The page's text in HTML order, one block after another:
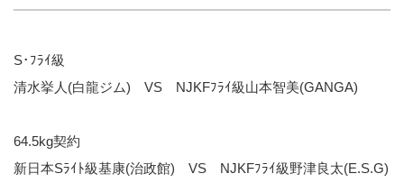
S･ﾌﾗｲ級
清水挙人(白龍ジム) VS NJKFﾌﾗｲ級山本智美(GANGA)
64.5kg契約
新日本Sﾗｲﾄ級基康(治政館) VS NJKFﾌﾗｲ級野津良太(E.S.G)